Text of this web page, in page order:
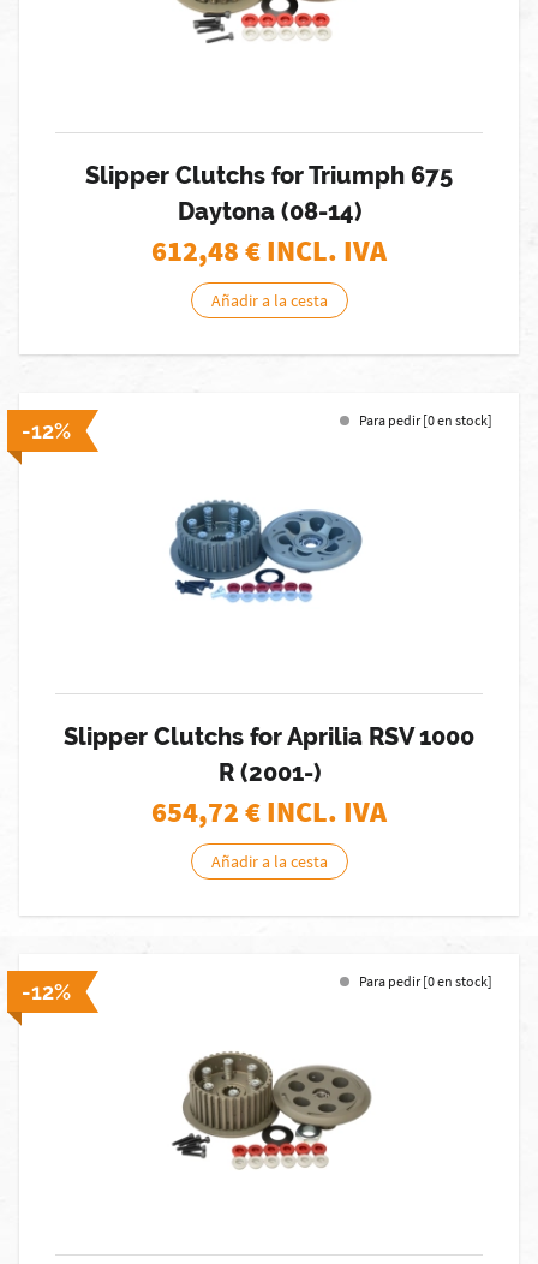
Slipper Clutchs for Triumph 675
Daytona (08-14)
612,48€ INCL. IVA
Añadir a la cesta
-12% Para pedir [0 en stock]
Slipper Clutchs for Aprilia RSV 1000
R (2001-)
654,72€ INCL. IVA
Añadir a la cesta
-12% Para pedir [0 en stock]